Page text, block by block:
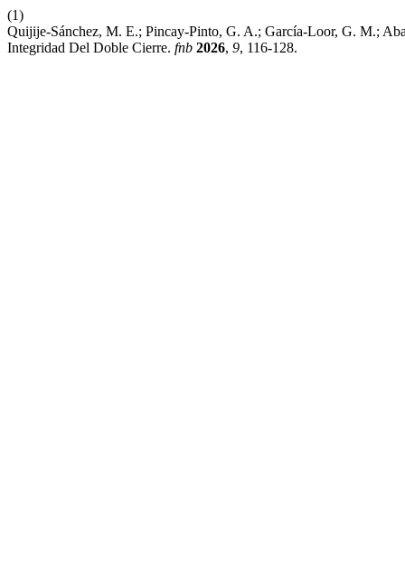
(1)
Quijije-Sánchez, M. E.; Pincay-Pinto, G. A.; García-Loor, G. M.;
Integridad Del Doble Cierre. fnb 2026, 9, 116-128.